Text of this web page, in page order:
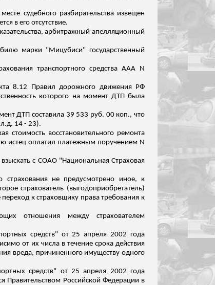
судебного разбирательства извещен
в его отсутствие.
арбитражный апелляционный
марки "Мицубиси" государственный
транспортного средства ААА N
8.12 Правил дорожного движения РФ
которого на момент ДТП была
ДТП составила 39 533 руб. 00 коп.,что
л.д. 14 - 23).
стоимость восстановительного ремонта
истец оплатил платежным поручением N
с СОАО "Национальная Страховая
страхования не предусмотрено иное, к
страхователь (выгодоприобретатель)
к страховщику права требования к
отношения между страхователем
средств" от 25 апреля 2002 года
от их числа в течение срока действия
вреда, причиненного имуществу одного
средств" от 25 апреля 2002 года
Правительством Российской Федерации в